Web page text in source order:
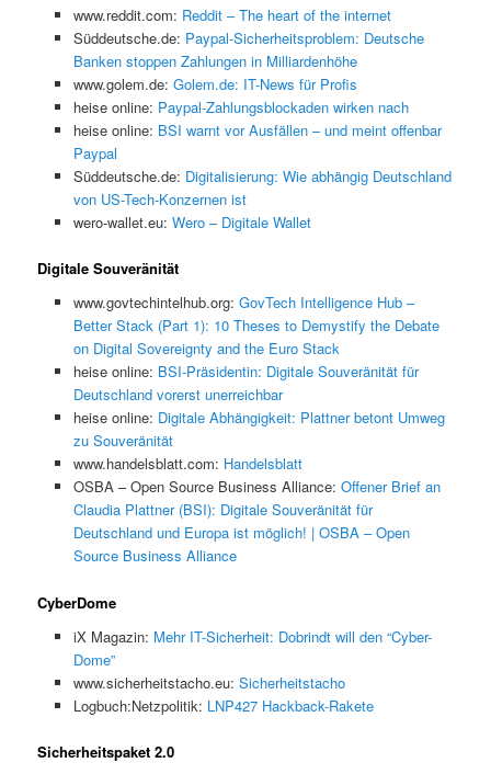
www.reddit.com: Reddit – The heart of the internet
Süddeutsche.de: Paypal-Sicherheitsproblem: Deutsche
Banken stoppen Zahlungen in Milliardenhöhe
www.golem.de: Golem.de: IT-News für Profis
heise online: Paypal-Zahlungsblockaden wirken nach
heise online: BSI warnt vor Ausfällen – und meint offenbar
Paypal
Süddeutsche.de: Digitalisierung: Wie abhängig Deutschland
von US-Tech-Konzernen ist
wero-wallet.eu: Wero – Digitale Wallet
Digitale Souveränität
www.govtechintelhub.org: GovTech Intelligence Hub –
Better Stack (Part 1): 10 Theses to Demystify the Debate
on Digital Sovereignty and the Euro Stack
heise online: BSI-Präsidentin: Digitale Souveränität für
Deutschland vorerst unerreichbar
heise online: Digitale Abhängigkeit: Plattner betont Umweg
zu Souveränität
www.handelsblatt.com: Handelsblatt
OSBA – Open Source Business Alliance: Offener Brief an
Claudia Plattner (BSI): Digitale Souveränität für
Deutschland und Europa ist möglich! | OSBA – Open
Source Business Alliance
CyberDome
iX Magazin: Mehr IT-Sicherheit: Dobrindt will den “Cyber-
Dome”
www.sicherheitstacho.eu: Sicherheitstacho
Logbuch:Netzpolitik: LNP427 Hackback-Rakete
Sicherheitspaket 2.0